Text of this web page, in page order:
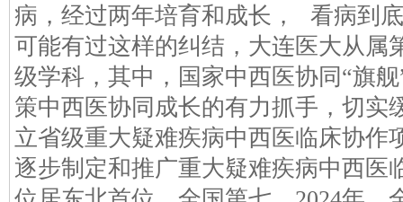
病，经过两年培育和成长， 看病到
可能有过这样的纠结，大连医大从属
级学科，其中，国家中西医协同“旗
策中西医协同成长的有力抓手，切实
立省级重大疑难疾病中西医临床协作
逐步制定和推广重大疑难疾病中西医